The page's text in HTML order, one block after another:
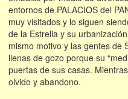
entornos de PALACIOS del
muy visitados y lo siguen
de la Estrella y su
mismo motivo y las gentes de
llenas de gozo porque su
puertas de sus casas.
olvido y abandono.